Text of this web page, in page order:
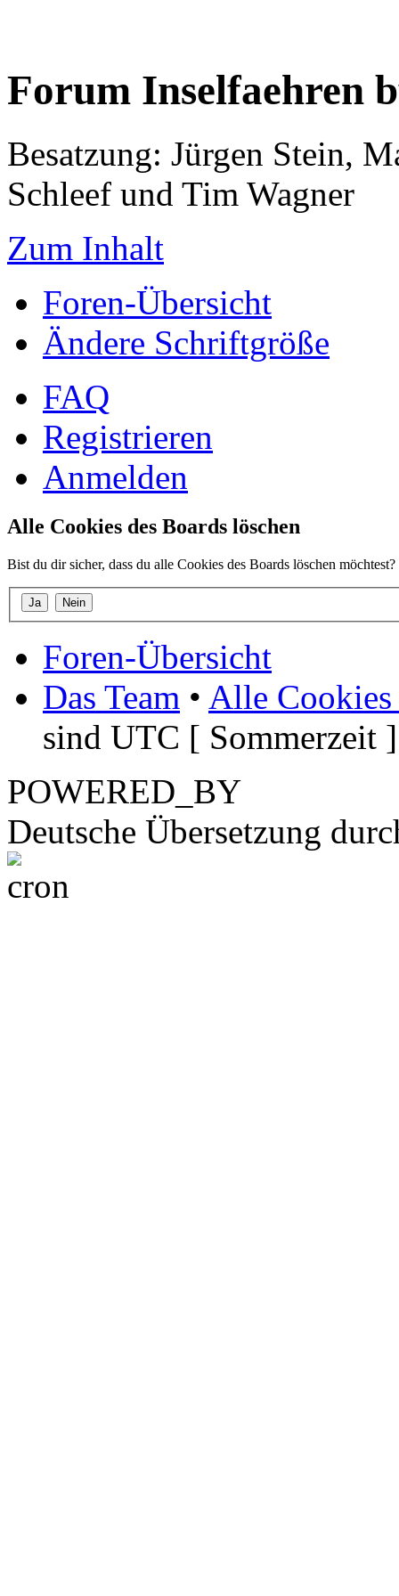
Forum Inselfaehren
Besatzung: Jürgen Stein,
Schleef und Tim Wagner
Zum Inhalt
Foren-Übersicht
Ändere Schriftgröße
FAQ
Registrieren
Anmelden
Alle Cookies des Boards löschen
Bist du dir sicher, dass du alle Cookies des Boards löschen möchtest?
Foren-Übersicht
Das Team • Alle Cookies
sind UTC [ Sommerzeit ]
POWERED_BY
Deutsche Übersetzung